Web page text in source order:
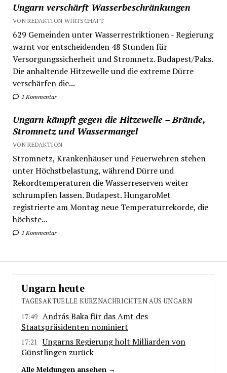
Ungarn verschärft Wasserbeschränkungen
VON REDAKTION WIRTSCHAFT
629 Gemeinden unter Wasserrestriktionen - Regierung
warnt vor entscheidenden 48 Stunden für
Versorgungssicherheit und Stromnetz. Budapest/Paks.
Die anhaltende Hitzewelle und die extreme Dürre
verschärfen die...
1 Kommentar
Ungarn kämpft gegen die Hitzewelle – Brände,
Stromnetz und Wassermangel
VON REDAKTION
Stromnetz, Krankenhäuser und Feuerwehren stehen
unter Höchstbelastung, während Dürre und
Rekordtemperaturen die Wasserreserven weiter
schrumpfen lassen. Budapest. HungaroMet
registrierte am Montag neue Temperaturrekorde, die
höchste...
1 Kommentar
Ungarn heute
TAGESAKTUELLE KURZNACHRICHTEN AUS UNGARN
17:49 András Baka für das Amt des
Staatspräsidenten nominiert
17:21
Ungarns Regierung holt Milliarden von
Günstlingen zurück
Alle Meldungen ansehen →